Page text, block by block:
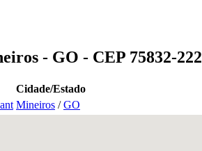
- GO - CEP 75832-222
Cidade/Estado
Mineiros /GO